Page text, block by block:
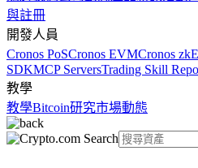
與註冊
開發人員
Cronos PoSCronos EVMCronos
SDKMCP ServersTrading Skill Repo
教學
教學Bitcoin研究市場動態